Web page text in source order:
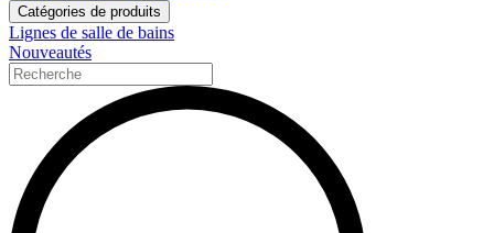
Catégories de produits
Lignes de salle de bains
Nouveautés